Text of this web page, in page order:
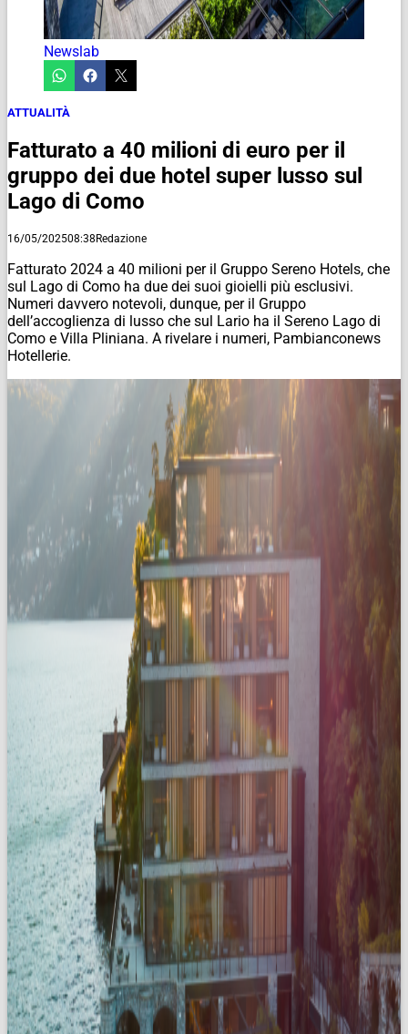
Newslab
ATTUALITÀ
Fatturato a 40 milioni di euro per il
gruppo dei due hotel super lusso sul
Lago di Como
16/05/202508:38Redazione
Fatturato 2024 a 40 milioni per il Gruppo Sereno Hotels, che
sul Lago di Como ha due dei suoi gioielli più esclusivi.
Numeri davvero notevoli, dunque, per il Gruppo
dell’accoglienza di lusso che sul Lario ha il Sereno Lago di
Como e Villa Pliniana. A rivelare i numeri, Pambianconews
Hotellerie.